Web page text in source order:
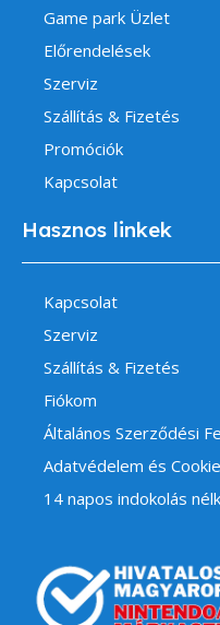
Game park Üzlet
Előrendelések
Szerviz
Szállítás & Fizetés
Promóciók
Kapcsolat
Hasznos linkek
Kapcsolat
Szerviz
Szállítás & Fizetés
Fiókom
Általános Szerződési
Adatvédelem és
14 napos indokolás